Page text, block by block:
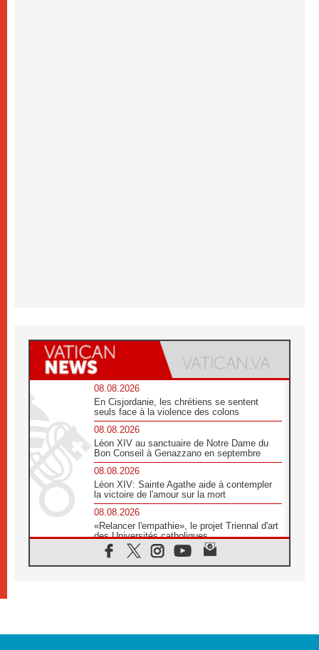
08.08.2026
En Cisjordanie, les chrétiens se sentent
seuls face à la violence des colons
08.08.2026
Léon XIV au sanctuaire de Notre Dame du
Bon Conseil à Genazzano en septembre
08.08.2026
Léon XIV: Sainte Agathe aide à contempler
la victoire de l'amour sur la mort
08.08.2026
«Relancer l'empathie», le projet Triennal d'art
des Universités catholiques
08.08.2026
Signis 2026, donner la parole aux religieuses
07.08.2026